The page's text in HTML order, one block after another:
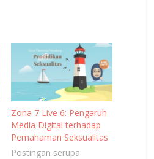
Zona 7 Live 6: Pengaruh
Media Digital terhadap
Pemahaman Seksualitas
Postingan serupa